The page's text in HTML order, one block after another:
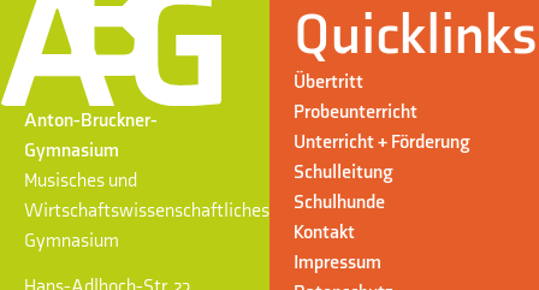
Anton-Bruckner-
Gymnasium
Musisches und
Wirtschaftswissenschaftliches
Gymnasium
Quicklinks
Übertritt
Probeunterricht
Unterricht + Förderung
Schulleitung
Schulhunde
Kontakt
Impressum